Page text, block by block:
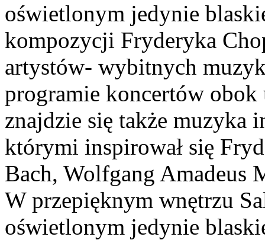
oświetlonym jedynie
kompozycji Fryderyka
artystów- wybitnych
programie koncertów
znajdzie się także muzyka
którymi inspirował się
Bach, Wolfgang Amadeus
W przepięknym wnętrzu
oświetlonym jedynie